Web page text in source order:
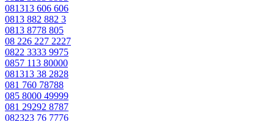
081313 606 606
0813 882 882 3
0813 8778 805
08 226 227 2227
0822 3333 9975
0857 113 80000
081313 38 2828
081 760 78788
085 8000 49999
081 29292 8787
082323 76 7776